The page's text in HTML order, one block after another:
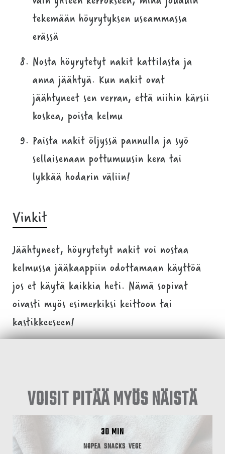
tekemään höyrytyksen useammassa
erässä
Nosta höyrytetyt nakit kattilasta ja
anna jäähtyä. Kun nakit ovat
jäähtyneet sen verran, että niihin kärsii
koskea, poista kelmu
Paista nakit öljyssä pannulla ja syö
sellaisenaan pottumuusin kera tai
lykkää hodarin väliin!
Vinkit
Jäähtyneet, höyrytetyt nakit voi nostaa
kelmussa jääkaappiin odottamaan käyttöä
jos et käytä kaikkia heti. Nämä sopivat
oivasti myös esimerkiksi keittoon tai
kastikkeeseen!
VOISIT PITÄÄ MYÖS NÄISTÄ
30 MIN
NOPEA SNACKS VEGE